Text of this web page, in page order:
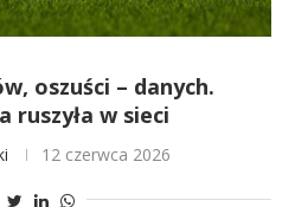
oszuści – danych.
ruszyła w sieci
12 czerwca 2026